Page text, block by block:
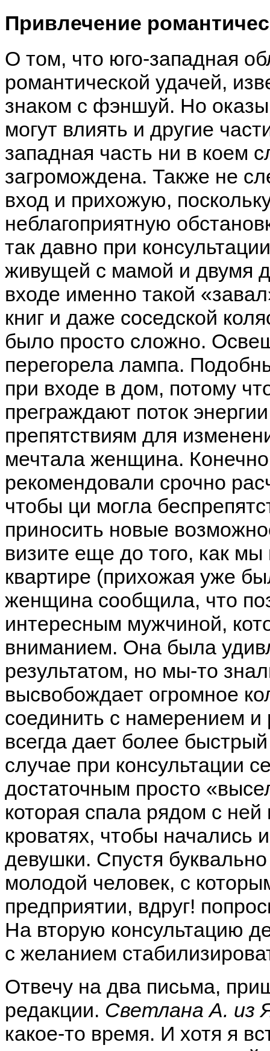
Привлечение
О том, что юго-западная
романтической удачей,
знаком с фэншуй. Но
могут влиять и другие
западная часть ни в коем
загромождена. Также не
вход и прихожую,
неблагоприятную
так давно при
живущей с мамой и двумя
входе именно такой
книг и даже соседской
было просто сложно.
перегорела лампа.
при входе в дом, потому
преграждают поток
препятствиям для
мечтала женщина.
рекомендовали срочно
чтобы ци могла
приносить новые
визите еще до того, как
квартире (прихожая уже
женщина сообщила, что
интересным мужчиной,
вниманием. Она была
результатом, но мы-то
высвобождает огромное
соединить с намерением
всегда дает более
случае при консультации
достаточным просто
которая спала рядом с
кроватях, чтобы начались
девушки. Спустя
молодой человек, с
предприятии, вдруг!
На вторую консультацию
с желанием
Отвечу на два письма,
редакции. Светлана А. из
какое-то время. И хотя я